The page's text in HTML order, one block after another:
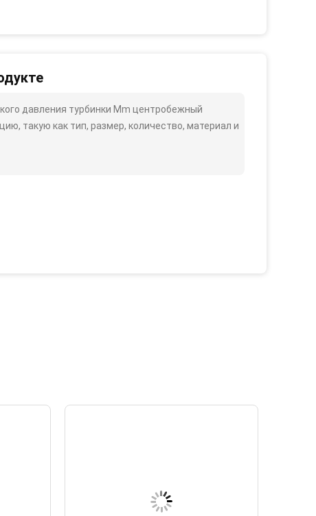
давления турбинки Mm центробежный
такую ​​как тип, размер, количество, материал и